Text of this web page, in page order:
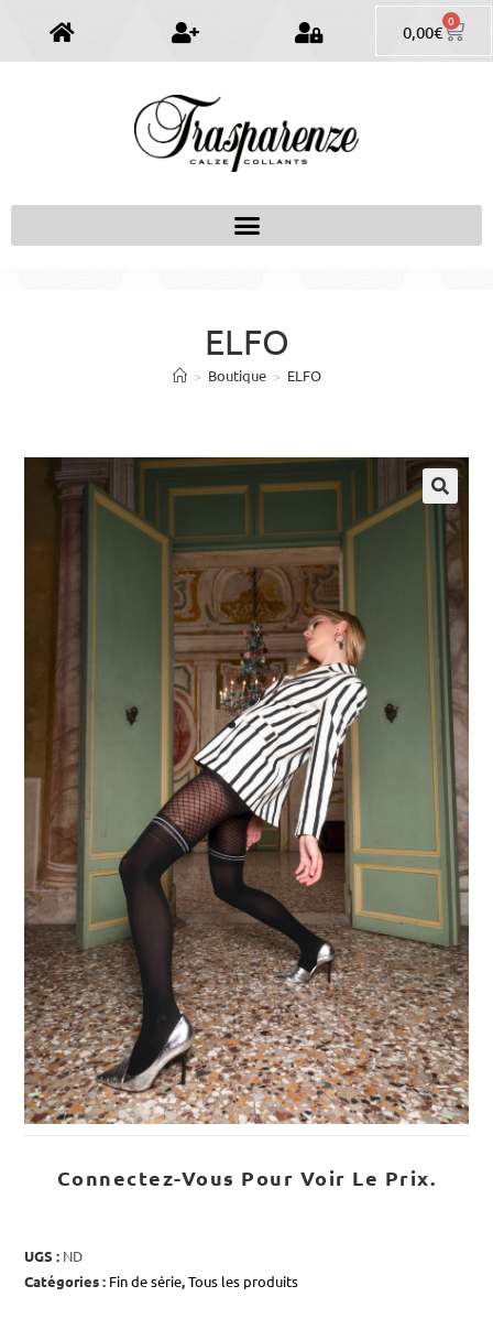
0,00€ 0
ELFO
> Boutique > ELFO
Connectez-Vous Pour Voir Le Prix.
UGS : ND
Catégories : Fin de série,Tous les produits